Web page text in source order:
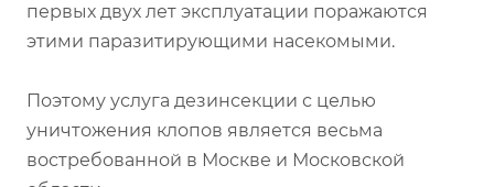
первых двух лет эксплуатации поражаются
этими паразитирующими насекомыми.
Поэтому услуга дезинсекции с целью
уничтожения клопов является весьма
востребованной в Москве и Московской